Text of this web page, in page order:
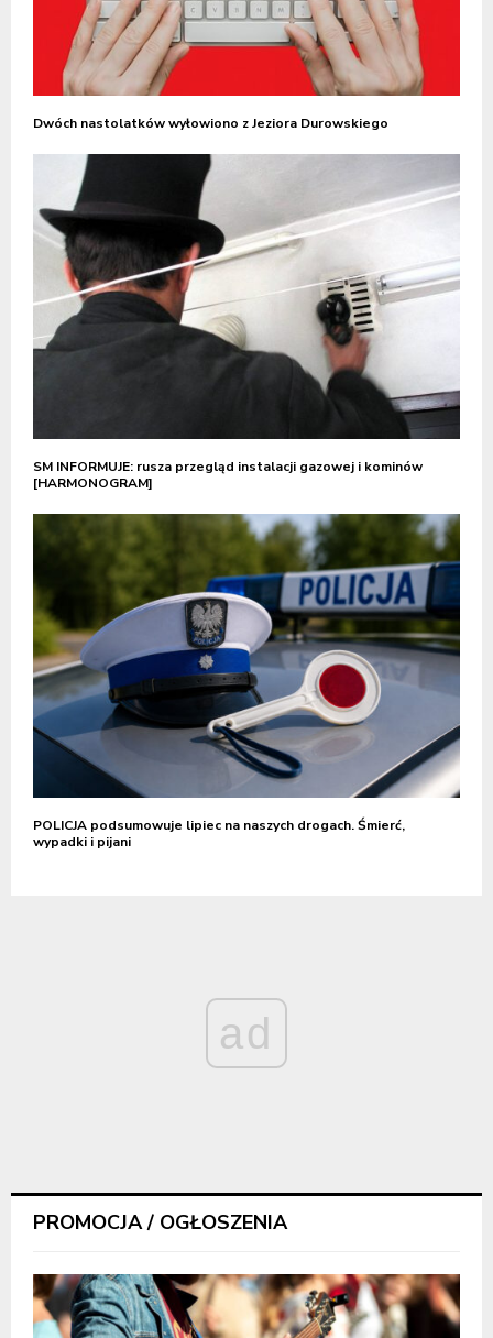
Dwóch nastolatków wyłowiono z Jeziora Durowskiego
SM INFORMUJE: rusza przegląd instalacji gazowej i kominów
[HARMONOGRAM]
POLICJA podsumowuje lipiec na naszych drogach. Śmierć,
wypadki i pijani
ad
PROMOCJA / OGŁOSZENIA